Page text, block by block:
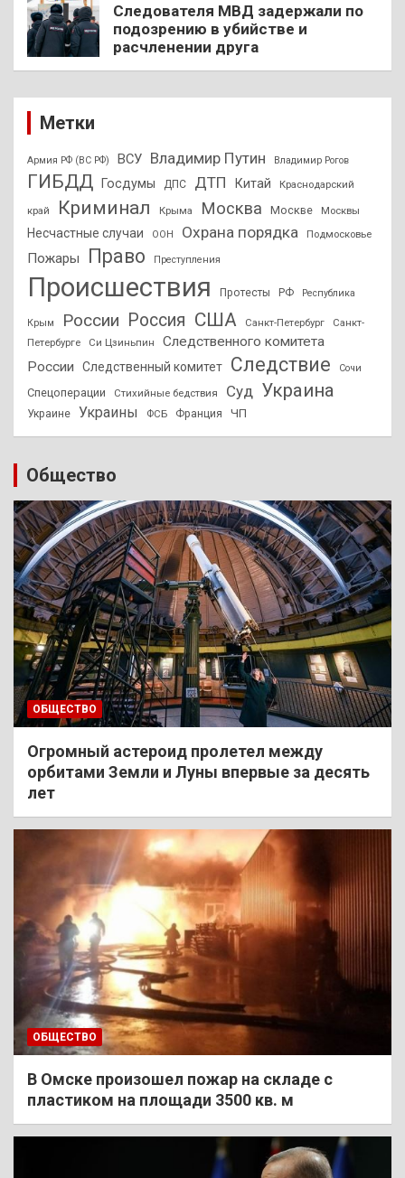
Следователя МВД задержали по
подозрению в убийстве и
расчленении друга
Метки
Армия РФ (ВС РФ) ВСУ Владимир Путин Владимир Рогов
ГИБДД Госдумы ДПС ДТП Китай Краснодарский
край Криминал Крыма Москва Москве Москвы
Несчастные случаи ООН Охрана порядка Подмосковье
Пожары Право Преступления
Происшествия Протесты РФ Республика
Крым России Россия США Санкт-Петербург
Санкт-
Петербурге
Си Цзиньпин
Следственного комитета
России
Следственный комитет Следствие Сочи
Спецоперации Стихийные бедствия Суд Украина
Украине Украины ФСБ Франция ЧП
Общество
ОБЩЕСТВО
Огромный астероид пролетел между
орбитами Земли и Луны впервые за десять
лет
ОБЩЕСТВО
В Омске произошел пожар на складе с
пластиком на площади 3500 кв. м